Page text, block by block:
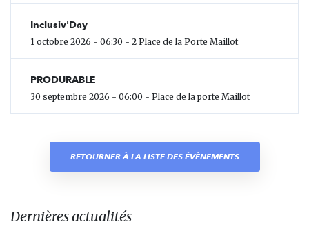
Inclusiv'Day
1 octobre 2026 - 06:30 - 2 Place de la Porte Maillot
PRODURABLE
30 septembre 2026 - 06:00 - Place de la porte Maillot
RETOURNER À LA LISTE DES ÉVÈNEMENTS
Dernières actualités